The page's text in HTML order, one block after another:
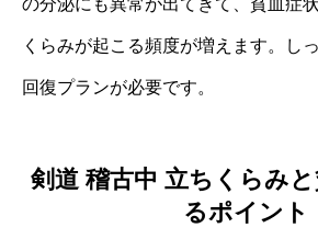
くらみが起こる頻度が増えます。し
回復プランが必要です。
剣道 稽古中 立ちくらみ
るポイント